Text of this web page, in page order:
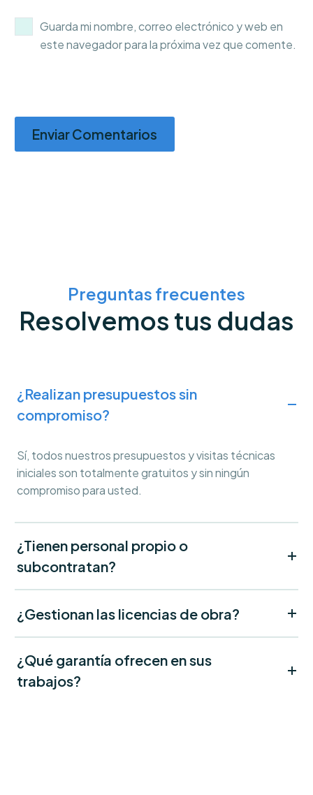
Guarda mi nombre, correo electrónico y web en
este navegador para la próxima vez que comente.
Enviar Comentarios
Preguntas frecuentes
Resolvemos tus dudas
¿Realizan presupuestos sin
compromiso?
Sí, todos nuestros presupuestos y visitas técnicas
iniciales son totalmente gratuitos y sin ningún
compromiso para usted.
¿Tienen personal propio o
subcontratan?
¿Gestionan las licencias de obra?
¿Qué garantía ofrecen en sus
trabajos?